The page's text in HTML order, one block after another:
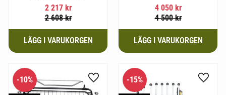
2 217kr
2 608kr
4 050kr
4 500kr
10% Lägg till i favoriter
15% Lägg